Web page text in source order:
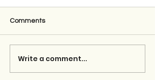
Comments
Write a comment...